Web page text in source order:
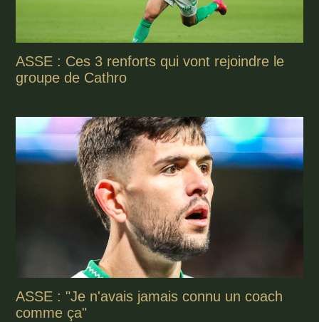
ASSE : Ces 3 renforts qui vont rejoindre le
groupe de Cathro
ASSE : "Je n'avais jamais connu un coach
comme ça"